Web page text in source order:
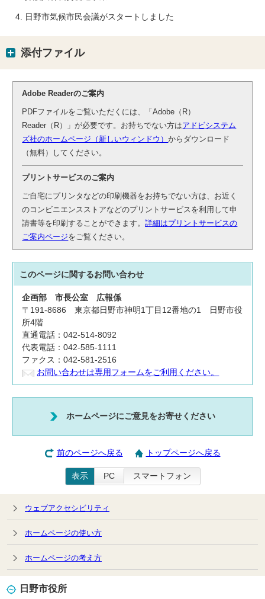
日野市気候市民会議がスタートしました
添付ファイル
Adobe Readerのご案内
PDFファイルをご覧いただくには、「Adobe（R）
Reader（R）」が必要です。お持ちでない方はアドビシステム
ズ社のホームページ（新しいウィンドウ）からダウンロード
（無料）してください。
プリントサービスのご案内
ご自宅にプリンタなどの印刷機器をお持ちでない方は、お近く
のコンビニエンスストアなどのプリントサービスを利用して申
請書等を印刷することができます。詳細はプリントサービスの
ご案内ページをご覧ください。
このページに関するお問い合わせ
企画部市長公室 広報係
〒191-8686 東京都日野市神明1丁目12番地の1 日野市役
所4階
直通電話：042-514-8092
代表電話：042-585-1111
ファクス：042-581-2516
お問い合わせは専用フォームをご利用ください。
ホームページにご意見をお寄せください
前のページへ戻る トップページへ戻る
表示 PC スマートフォン
ウェブアクセシビリティ
ホームページの使い方
ホームページの考え方
日野市役所